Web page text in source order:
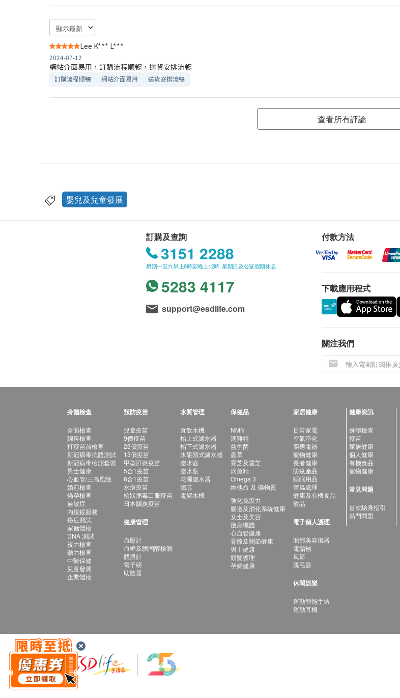
Lee K*** L***
2024-07-12
網站介面易用，訂購流程順暢，送貨安排流暢
訂購流程順暢 網站介面易用 送貨安排流暢
查看所有評論
嬰兒及兒童發展
訂購及查詢
3151 2288
星期一至六早上9時至晚上12時; 星期日及公眾假期休息
5283 4117
support@esdlife.com
付款方法
下載應用程式
關注我們
身體檢查
全面檢查
婦科檢查
打疫苗前檢查
新冠病毒抗體測試
新冠病毒檢測套裝
男士健康
心血管/三高風險
婚前檢查
備孕檢查
過敏症
內視鏡服務
癌症測試
家傭體檢
DNA 測試
視力檢查
聽力檢查
中醫保健
兒童發展
企業體檢
預防疫苗
兒童疫苗
9價疫苗
23價疫苗
13價疫苗
甲型肝炎疫苗
5合1疫苗
6合1疫苗
水痘疫苗
輪狀病毒口服疫苗
日本腦炎疫苗
健康管理
血壓計
血糖及膽固醇檢測
體溫計
電子磅
助聽器
水質管理
直飲水機
枱上式濾水器
枱下式濾水器
水龍頭式濾水器
濾水壺
濾水瓶
花灑濾水器
濾芯
電解水機
保健品
NMN
滴雞精
益生菌
蟲草
靈芝及雲芝
滴魚精
Omega 3
維他命 及 礦物質
強化免疫力
腸道及消化系統健康
女士及美容
瘦身纖體
心血管健康
骨骼及關節健康
男士健康
頭髮護理
孕婦健康
家居健康
日常家電
空氣淨化
廚房電器
寵物健康
長者健康
防疫產品
睡眠用品
害蟲處理
健康及有機食品
飲品
電子個人護理
面部美容儀器
電鬚刨
風筒
脫毛器
休閑娛樂
運動智能手錶
運動耳機
健康資訊
身體檢查
疫苗
家居健康
個人健康
有機食品
寵物健康
常見問題
首次驗身指引
熱門問題